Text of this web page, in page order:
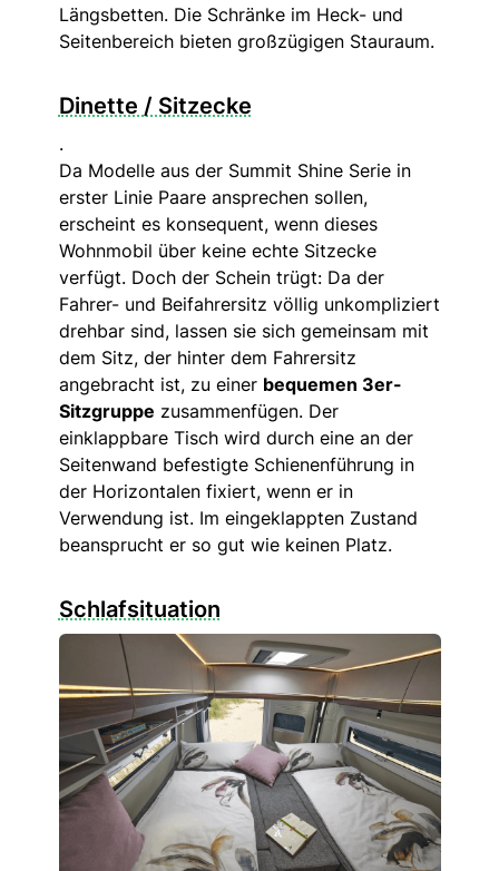
Längsbetten. Die Schränke im Heck- und
Seitenbereich bieten großzügigen Stauraum.
Dinette / Sitzecke
.
Da Modelle aus der Summit Shine Serie in
erster Linie Paare ansprechen sollen,
erscheint es konsequent, wenn dieses
Wohnmobil über keine echte Sitzecke
verfügt. Doch der Schein trügt: Da der
Fahrer- und Beifahrersitz völlig unkompliziert
drehbar sind, lassen sie sich gemeinsam mit
dem Sitz, der hinter dem Fahrersitz
angebracht ist, zu einer bequemen 3er-
Sitzgruppe zusammenfügen. Der
einklappbare Tisch wird durch eine an der
Seitenwand befestigte Schienenführung in
der Horizontalen fixiert, wenn er in
Verwendung ist. Im eingeklappten Zustand
beansprucht er so gut wie keinen Platz.
Schlafsituation